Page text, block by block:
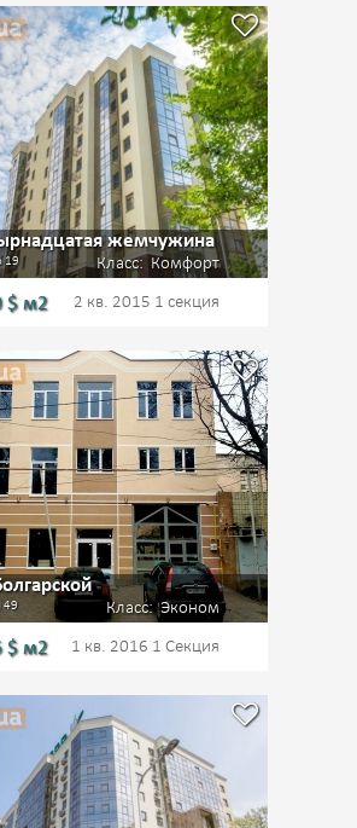
жемчужина
Класс: Комфорт
19
$ м2 2 кв. 2015 1 секция
Класс:Эконом
49
$ м2 1 кв. 2016 1 Секция